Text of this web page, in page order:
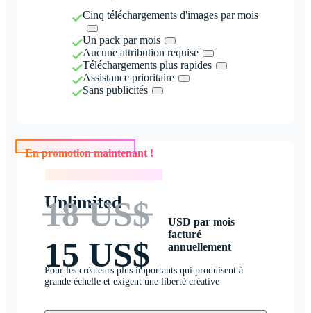
Cinq téléchargements d'images par mois
Un pack par mois
Aucune attribution requise
Téléchargements plus rapides
Assistance prioritaire
Sans publicités
En promotion maintenant !
Unlimited
18 US$
15 US$
USD par mois
facturé
annuellement
Pour les créateurs plus importants qui produisent à
grande échelle et exigent une liberté créative